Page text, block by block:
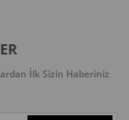
İlk Sizin Haberiniz